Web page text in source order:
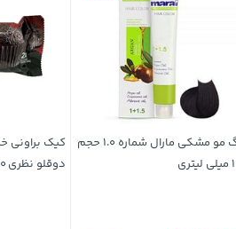
رنگ مو مشکی مارال شماره 1.0 حجم
کیک براونی
دوقلو نظری 70 گرمی